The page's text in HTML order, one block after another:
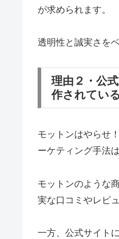
が求められます。
透明性と誠実さを
理由２・公
作されてい
モットンはやらせ
ーケティング手法
モットンのような
実な口コミやレビ
一方、公式サイト